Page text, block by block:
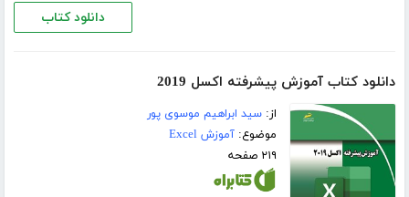
دانلود کتاب
دانلود کتاب آموزش پیشرفته اکسل 2019
از:سید ابراهیم موسوی پور
موضوع:آموزش Excel
۲۱۹ صفحه